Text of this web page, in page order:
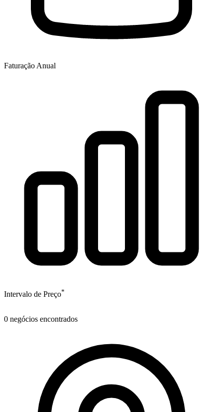
Faturação Anual
Intervalo de Preço*
0 negócios encontrados